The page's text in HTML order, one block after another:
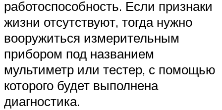
работоспособность. Если признаки
жизни отсутствуют, тогда нужно
вооружиться измерительным
прибором под названием
мультиметр или тестер, с помощью
которого будет выполнена
диагностика.